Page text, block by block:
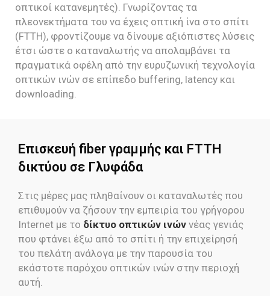
οπτικοί κατανεμητές). Γνωρίζοντας τα
πλεονεκτήματα του να έχεις οπτική ίνα στο σπίτι
(FTTH), φροντίζουμε να δίνουμε αξιόπιστες λύσεις
έτσι ώστε ο καταναλωτής να απολαμβάνει τα
πραγματικά οφέλη από την ευρυζωνική τεχνολογία
οπτικών ινών σε επίπεδο buffering, latency και
downloading.
Επισκευή fiber γραμμής και FTTH
δικτύου σε Γλυφάδα
Στις μέρες μας πληθαίνουν οι καταναλωτές που
επιθυμούν να ζήσουν την εμπειρία του γρήγορου
Internet με το δίκτυο οπτικών ινών νέας γενιάς
που φτάνει έξω από το σπίτι ή την επιχείρησή
του πελάτη ανάλογα με την παρουσία του
εκάστοτε παρόχου οπτικών ινών στην περιοχή
αυτή.